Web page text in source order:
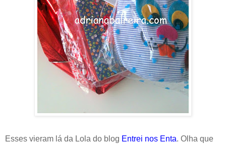
Esses vieram lá da Lola do blog Entrei nos Enta. Olha que